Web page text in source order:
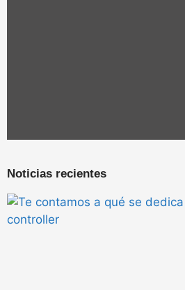
Noticias recientes